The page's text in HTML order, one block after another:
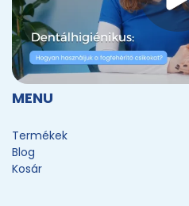
MENU
Termékek
Blog
Kosár